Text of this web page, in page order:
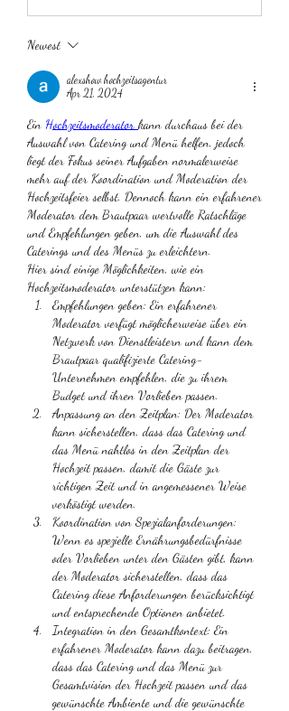
Newest
alexshow hochzeitsagentur
Apr 21, 2024
Ein Hochzeitsmoderator kann durchaus bei der
Auswahl von Catering und Menü helfen, jedoch
liegt der Fokus seiner Aufgaben normalerweise
mehr auf der Koordination und Moderation der
Hochzeitsfeier selbst. Dennoch kann ein erfahrener
Moderator dem Brautpaar wertvolle Ratschläge
und Empfehlungen geben, um die Auswahl des
Caterings und des Menüs zu erleichtern.
Hier sind einige Möglichkeiten, wie ein
Hochzeitsmoderator unterstützen kann:
Empfehlungen geben: Ein erfahrener
Moderator verfügt möglicherweise über ein
Netzwerk von Dienstleistern und kann dem
Brautpaar qualifizierte Catering-
Unternehmen empfehlen, die zu ihrem
Budget und ihren Vorlieben passen.
Anpassung an den Zeitplan: Der Moderator
kann sicherstellen, dass das Catering und
das Menü nahtlos in den Zeitplan der
Hochzeit passen, damit die Gäste zur
richtigen Zeit und in angemessener Weise
verköstigt werden.
Koordination von Spezialanforderungen:
Wenn es spezielle Ernährungsbedürfnisse
oder Vorlieben unter den Gästen gibt, kann
der Moderator sicherstellen, dass das
Catering diese Anforderungen berücksichtigt
und entsprechende Optionen anbietet.
Integration in den Gesamtkontext: Ein
erfahrener Moderator kann dazu beitragen,
dass das Catering und das Menü zur
Gesamtvision der Hochzeit passen und das
gewünschte Ambiente und die gewünschte